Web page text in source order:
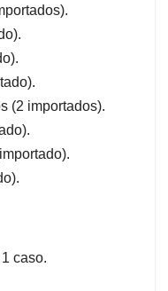
(2 importados).
caso.